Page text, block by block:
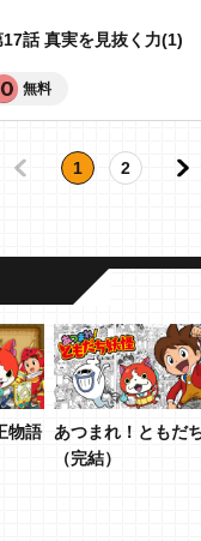
17話 真実を見抜く力(1)
無料
1 2
物語
あつまれ！ともだ
（完結）